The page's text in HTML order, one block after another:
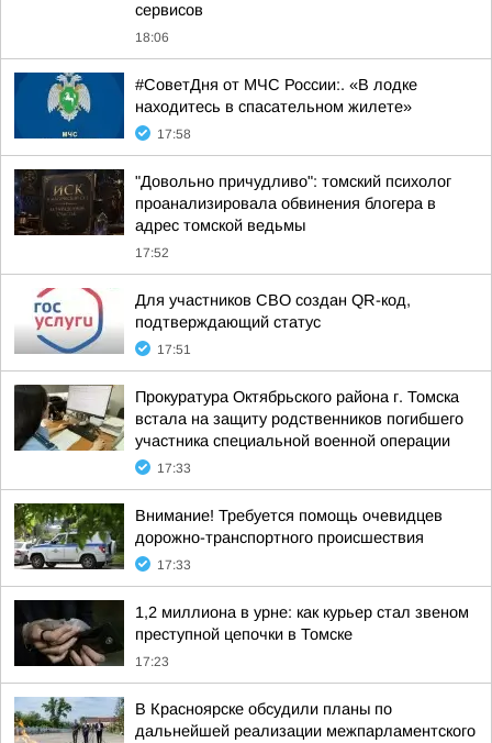
сервисов
18:06
#СоветДня от МЧС России:. «В лодке
находитесь в спасательном жилете»
17:58
"Довольно причудливо": томский психолог
проанализировала обвинения блогера в
адрес томской ведьмы
17:52
Для участников СВО создан QR-код,
подтверждающий статус
17:51
Прокуратура Октябрьского района г. Томска
встала на защиту родственников погибшего
участника специальной военной операции
17:33
Внимание! Требуется помощь очевидцев
дорожно-транспортного происшествия
17:33
1,2 миллиона в урне: как курьер стал звеном
преступной цепочки в Томске
17:23
В Красноярске обсудили планы по
дальнейшей реализации межпарламентского